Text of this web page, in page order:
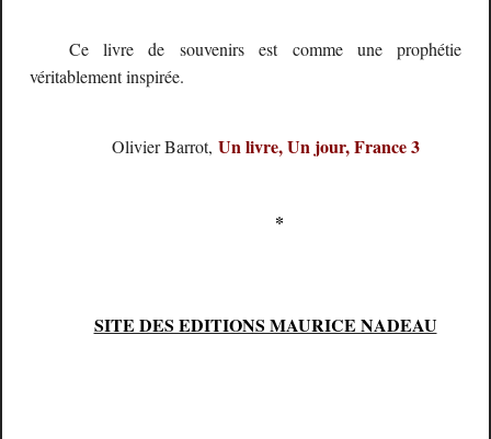
Ce livre de souvenirs est comme une prophétie
véritablement inspirée.
Olivier Barrot, Un livre, Un jour, France 3
*
SITE DES EDITIONS MAURICE NADEAU